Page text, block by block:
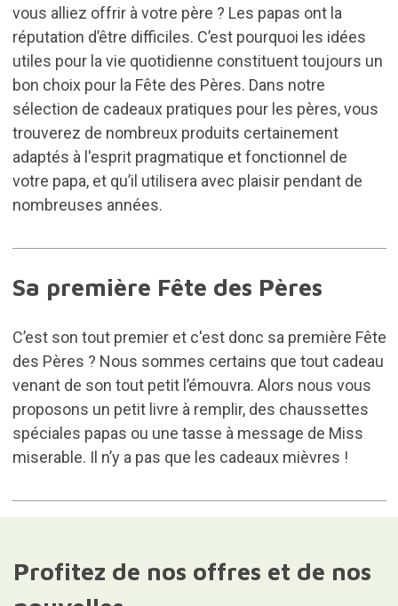
vous alliez offrir à votre père ? Les papas ont la
réputation d’être difficiles. C’est pourquoi les idées
utiles pour la vie quotidienne constituent toujours un
bon choix pour la Fête des Pères. Dans notre
sélection de cadeaux pratiques pour les pères, vous
trouverez de nombreux produits certainement
adaptés à l'esprit pragmatique et fonctionnel de
votre papa, et qu’il utilisera avec plaisir pendant de
nombreuses années.
Sa première Fête des Pères
C’est son tout premier et c'est donc sa première Fête
des Pères ? Nous sommes certains que tout cadeau
venant de son tout petit l’émouvra. Alors nous vous
proposons un petit livre à remplir, des chaussettes
spéciales papas ou une tasse à message de Miss
miserable. Il n’y a pas que les cadeaux mièvres !
Profitez de nos offres et de nos